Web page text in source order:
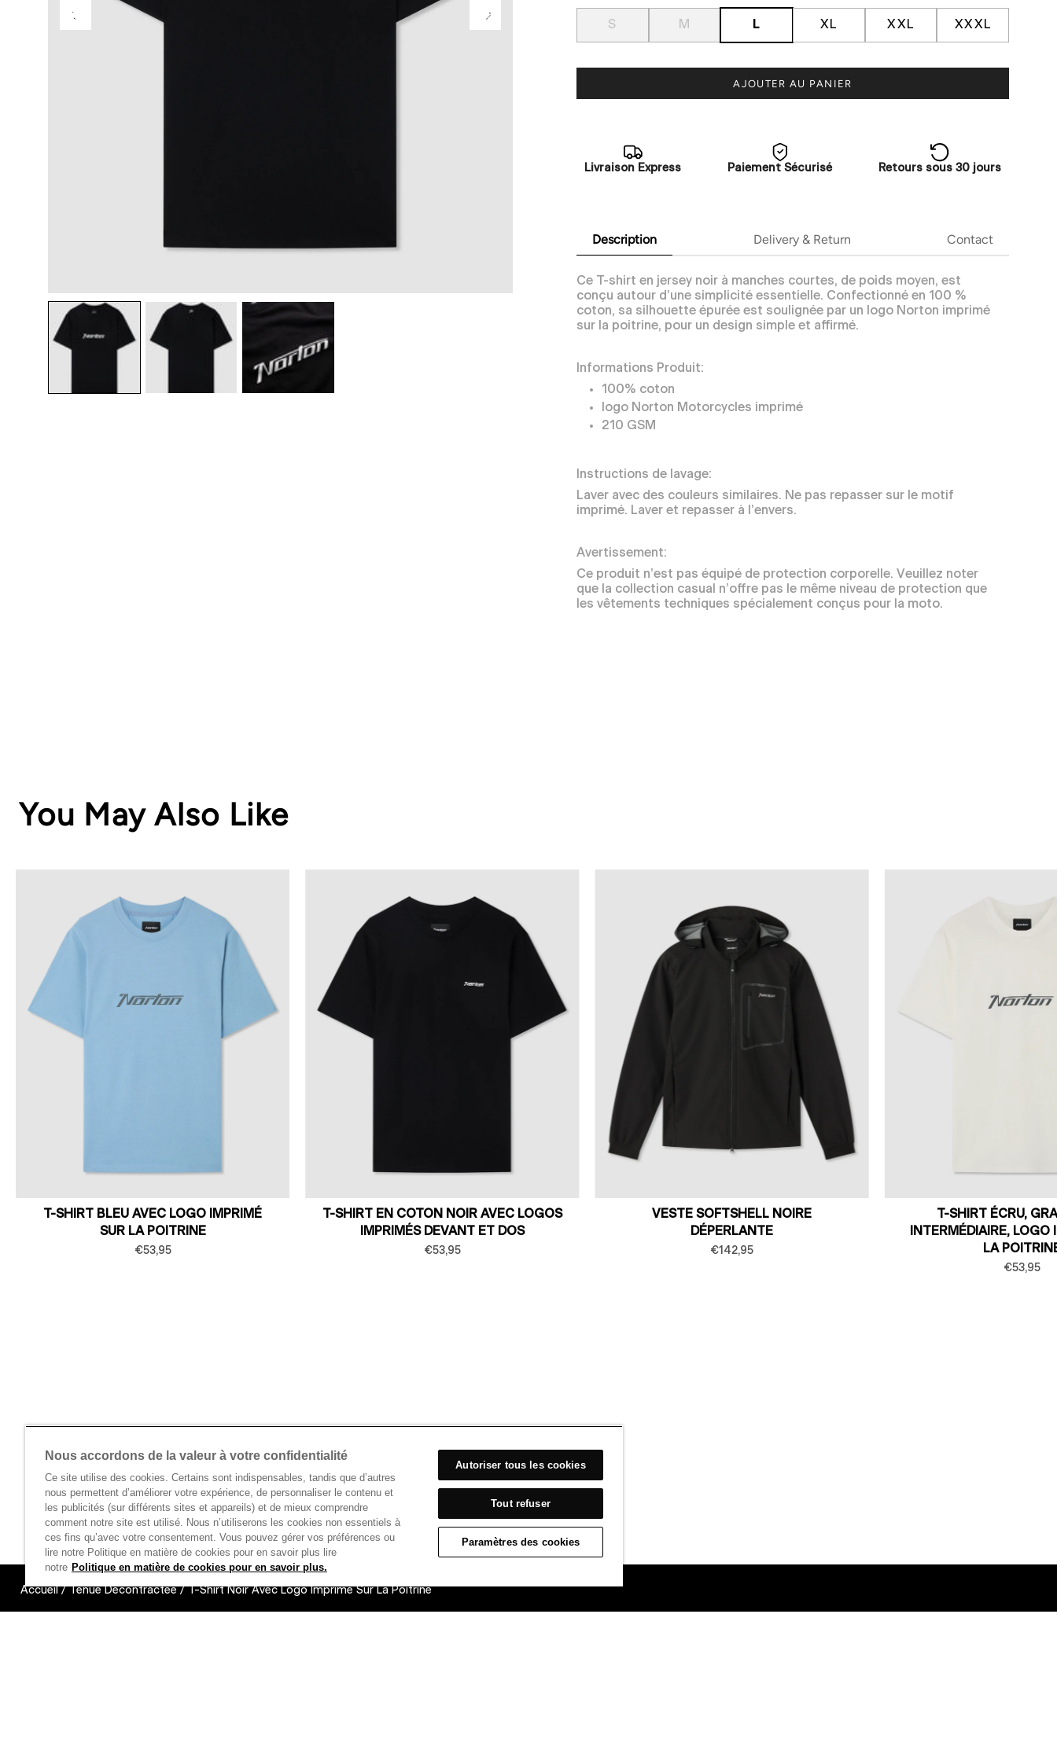
S M L XL XXL XXXL
AJOUTER AU PANIER
Livraison Express Paiement Sécurisé Retours sous 30 jours
Description Delivery & Return Contact
Ce T-shirt en jersey noir à manches courtes, de poids moyen, est
conçu autour d’une simplicité essentielle. Confectionné en 100 %
coton, sa silhouette épurée est soulignée par un logo Norton imprimé
sur la poitrine, pour un design simple et affirmé.
Informations Produit:
100% coton
logo Norton Motorcycles imprimé
210 GSM
Instructions de lavage:
Laver avec des couleurs similaires. Ne pas repasser sur le motif
imprimé. Laver et repasser à l’envers.
Avertissement:
Ce produit n’est pas équipé de protection corporelle. Veuillez noter
que la collection casual n’offre pas le même niveau de protection que
les vêtements techniques spécialement conçus pour la moto.
You May Also Like
T-SHIRT BLEU AVEC LOGO IMPRIMÉ
SUR LA POITRINE
€53,95
T-SHIRT EN COTON NOIR AVEC LOGOS
IMPRIMÉS DEVANT ET DOS
€53,95
VESTE SOFTSHELL NOIRE
DÉPERLANTE
€142,95
T-SHIRT ÉCRU,
INTERMÉDIAIRE, LOGO
LA
€53,95
Accueil / Tenue Décontractée / T-Shirt Noir Avec Logo Imprimé Sur La Poitrine
Nous accordons de la valeur à votre confidentialité
Ce site utilise des cookies. Certains sont indispensables, tandis que d’autres
nous permettent d’améliorer votre expérience, de personnaliser le contenu et
les publicités (sur différents sites et appareils) et de mieux comprendre
comment notre site est utilisé. Nous n’utiliserons les cookies non essentiels à
ces fins qu’avec votre consentement. Vous pouvez gérer vos préférences ou
lire notre Politique en matière de cookies pour en savoir plus lire
notre Politique en matière de cookies pour en savoir plus.
Autoriser tous les cookies
Tout refuser
Paramètres des cookies